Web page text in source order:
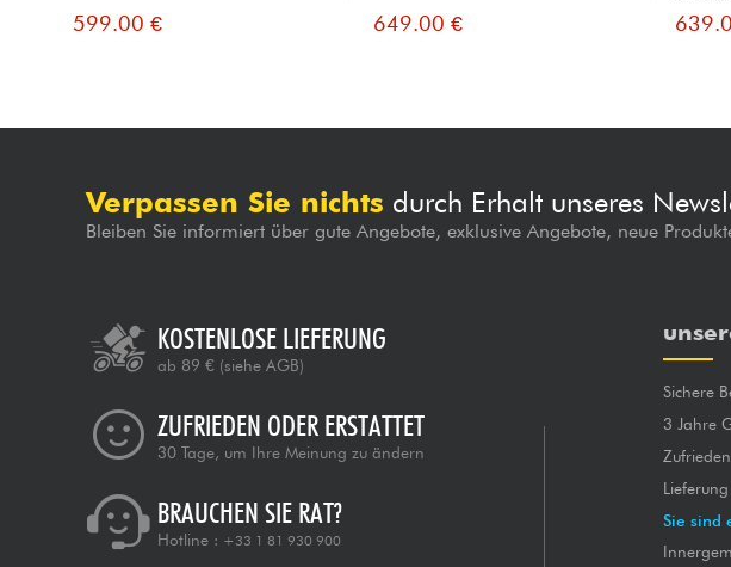
599.00 € 649.00 €
Verpassen Sie nichts durch Erhalt unseres
Bleiben Sie informiert über gute Angebote, exklusive Angebote, neue
KOSTENLOSE LIEFERUNG
ab 89 € (siehe AGB)
ZUFRIEDEN ODER ERSTATTET
30 Tage, um Ihre Meinung zu ändern
BRAUCHEN SIE RAT?
Hotline : +33 1 81 930 900
Sichere
3 Jahre
Sie sind